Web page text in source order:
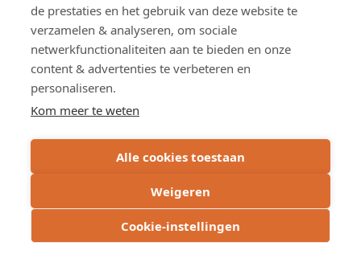
de prestaties en het gebruik van deze website te
verzamelen & analyseren, om sociale
netwerkfunctionaliteiten aan te bieden en onze
content & advertenties te verbeteren en
personaliseren.
Kom meer te weten
Alle cookies toestaan
Weigeren
Cookie-instellingen
Overzicht studies